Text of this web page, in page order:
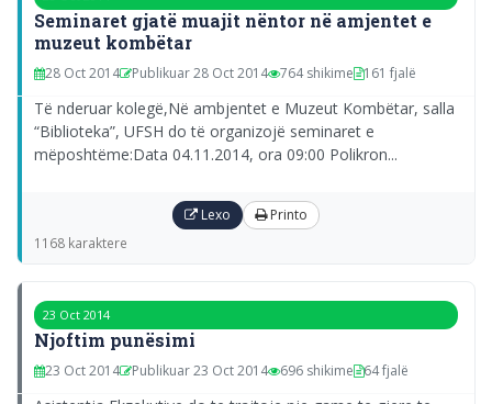
Seminaret gjatë muajit nëntor në amjentet e
muzeut kombëtar
28 Oct 2014 Publikuar 28 Oct 2014 764 shikime 161 fjalë
Të nderuar kolegë,Në ambjentet e Muzeut Kombëtar, salla
“Biblioteka”, UFSH do të organizojë seminaret e
mëposhtëme:Data 04.11.2014, ora 09:00 Polikron...
Lexo Printo
1168 karaktere
23 Oct 2014
Njoftim punësimi
23 Oct 2014 Publikuar 23 Oct 2014 696 shikime 64 fjalë